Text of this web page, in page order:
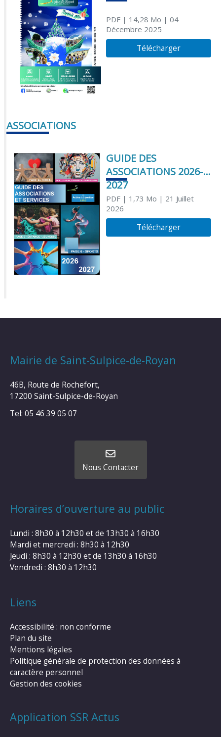
PDF| 14,28 Mo | 04
Décembre 2025
Télécharger
ASSOCIATIONS
GUIDE DES
ASSOCIATIONS 2026-
2027
PDF| 1,73 Mo | 21 Juillet
2026
Télécharger
Mairie de Saint-Sulpice-de-Royan
46B, Route de Rochefort,
17200 Saint-Sulpice-de-Royan
Tel: 05 46 39 05 07
Nous Contacter
Horaires d’ouverture au public
Lundi : 8h30 à 12h30 et de 13h30 à 16h30
Mardi et mercredi : 8h30 à 12h30
Jeudi : 8h30 à 12h30 et de 13h30 à 16h30
Vendredi : 8h30 à 12h30
Liens
Accessibilité : non conforme
Plan du site
Mentions légales
Politique générale de protection des données à
caractère personnel
Gestion des cookies
Application SSR Actus